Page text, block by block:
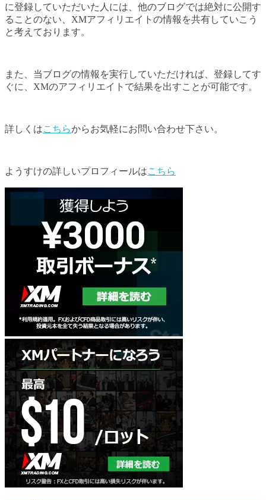
に登録していただいた人には、他のブログでは絶対に公開す
ることのない、XMアフィリエイトの情報を共有していこう
と考えております。
また、当ブログの情報を実行していただければ、登録してす
ぐに、XMのアフィリエイトで結果を出すことが可能です。
詳しくはこちらからお気軽にお問い合わせ下さい。
ようすけの詳しいプロフィールはこちら